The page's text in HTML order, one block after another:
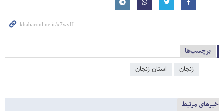
برچسب‌ها
زنجان استان زنجان
خبرهای مرتبط